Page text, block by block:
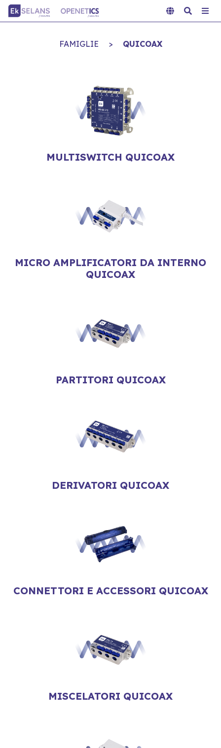
FAMIGLIE > QUICOAX
MULTISWITCH QUICOAX
MICRO AMPLIFICATORI DA INTERNO
QUICOAX
PARTITORI QUICOAX
DERIVATORI QUICOAX
CONNETTORI E ACCESSORI QUICOAX
MISCELATORI QUICOAX